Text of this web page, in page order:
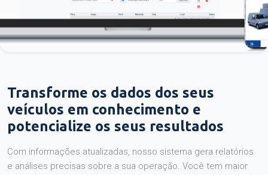
Transforme os dados dos seus
veículos em conhecimento e
potencialize os seus resultados
Com informações atualizadas, nosso sistema gera relatórios
e análises precisas sobre a sua operação. Você tem maior